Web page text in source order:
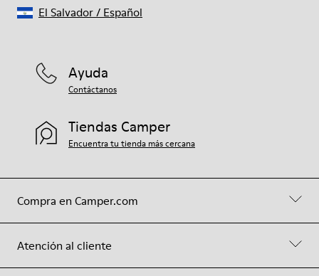
Compra en Camper.com
Atención al cliente
Ayuda
Contáctanos
Tiendas Camper
Encuentra tu tienda más cercana
El Salvador/ Español